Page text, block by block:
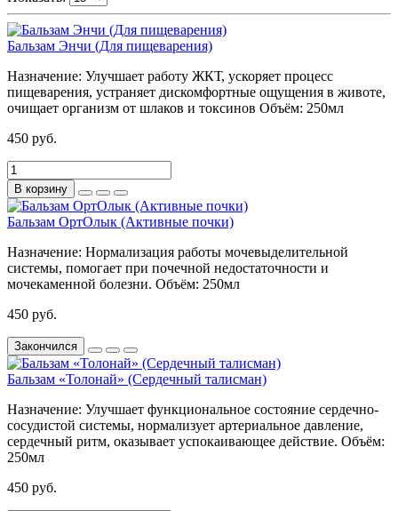
Бальзам Энчи (Для пищеварения)
Назначение: Улучшает работу ЖКТ, ускоряет процесс
пищеварения, устраняет дискомфортные ощущения в животе,
очищает организм от шлаков и токсинов Объём: 250мл
450 руб.
В корзину
Бальзам ОртОлык (Активные почки)
Назначение: Нормализация работы мочевыделительной
системы, помогает при почечной недостаточности и
мочекаменной болезни. Объём: 250мл
450 руб.
Закончился
Бальзам «Толонай» (Сердечный талисман)
Назначение: Улучшает функциональное состояние сердечно-
сосудистой системы, нормализует артериальное давление,
сердечный ритм, оказывает успокаивающее действие. Объём:
250мл
450 руб.